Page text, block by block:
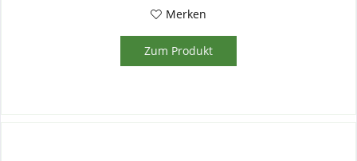
Merken
Zum Produkt